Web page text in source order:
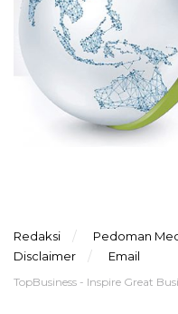
Redaksi Pedoman
Disclaimer
Email
TopBusiness - Inspire Great